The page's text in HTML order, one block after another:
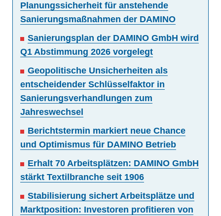
Planungssicherheit für anstehende
Sanierungsmaßnahmen der DAMINO
Sanierungsplan der DAMINO GmbH wird
Q1 Abstimmung 2026 vorgelegt
Geopolitische Unsicherheiten als
entscheidender Schlüsselfaktor in
Sanierungsverhandlungen zum
Jahreswechsel
Berichtstermin markiert neue Chance
und Optimismus für DAMINO Betrieb
Erhalt 70 Arbeitsplätzen: DAMINO GmbH
stärkt Textilbranche seit 1906
Stabilisierung sichert Arbeitsplätze und
Marktposition: Investoren profitieren von